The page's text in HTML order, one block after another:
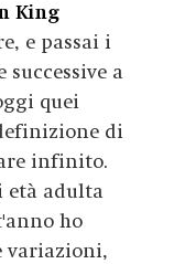
King
e passai i
a
quei
di
infinito.
età adulta
ho
variazioni,